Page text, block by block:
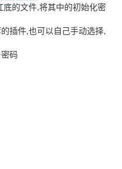
的文件,将其中的初始化密
插件,也可以自己手动选择,
码